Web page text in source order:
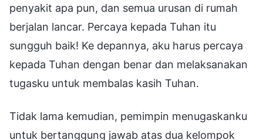
penyakit apa pun, dan semua urusan di rumah
berjalan lancar. Percaya kepada Tuhan itu
sungguh baik! Ke depannya, aku harus percaya
kepada Tuhan dengan benar dan melaksanakan
tugasku untuk membalas kasih Tuhan.
Tidak lama kemudian, pemimpin menugaskanku
untuk bertanggung jawab atas dua kelompok